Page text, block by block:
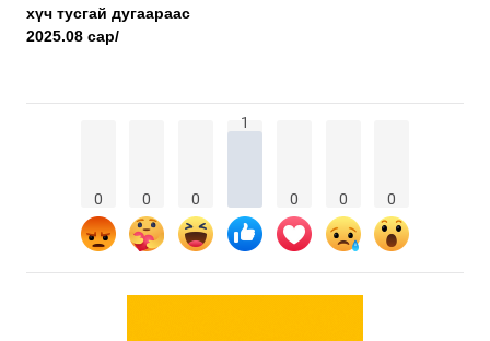
хүч тусгай дугаараас
2025.08 сар/
0 0 0
1
0 0 0